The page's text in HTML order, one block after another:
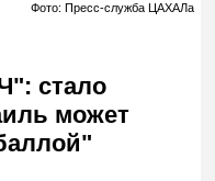
Фото: Пресс-служба ЦАХАЛа
стало
может